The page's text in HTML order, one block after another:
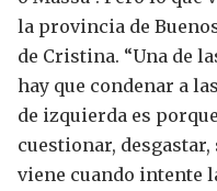
la provincia de
de Cristina. “Una de
hay que condenar a
de izquierda es
cuestionar,
viene cuando intente